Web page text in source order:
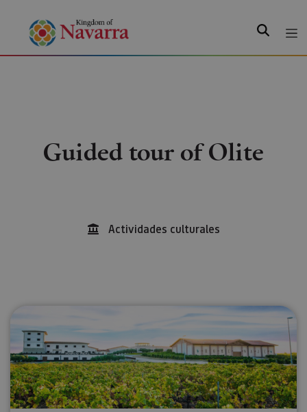
Search
Guided tour of Olite
Actividades culturales